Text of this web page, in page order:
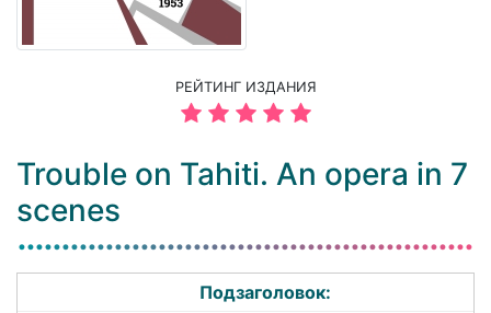
РЕЙТИНГ ИЗДАНИЯ
Trouble on Tahiti. An opera in 7
scenes
Подзаголовок: